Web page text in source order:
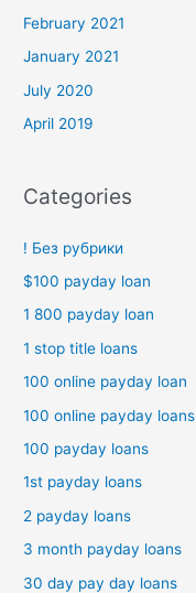
February 2021
January 2021
July 2020
April 2019
Categories
! Без рубрики
$100 payday loan
1 800 payday loan
1 stop title loans
100 online payday loan
100 online payday loans
100 payday loans
1st payday loans
2 payday loans
3 month payday loans
30 day pay day loans